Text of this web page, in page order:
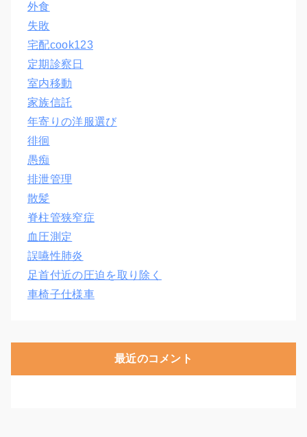
外食
失敗
宅配cook123
定期診察日
室内移動
家族信託
年寄りの洋服選び
徘徊
愚痴
排泄管理
散髪
脊柱管狭窄症
血圧測定
誤嚥性肺炎
足首付近の圧迫を取り除く
車椅子仕様車
最近のコメント